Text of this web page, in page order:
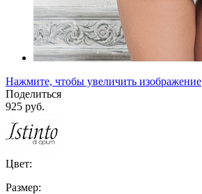
Нажмите, чтобы увеличить изображение
Поделиться
925 руб.
Цвет:
Размер: